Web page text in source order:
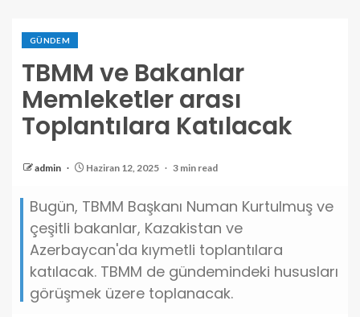
GÜNDEM
TBMM ve Bakanlar
Memleketler arası
Toplantılara Katılacak
admin Haziran 12, 2025 3 min read
Bugün, TBMM Başkanı Numan Kurtulmuş ve
çeşitli bakanlar, Kazakistan ve
Azerbaycan'da kıymetli toplantılara
katılacak. TBMM de gündemindeki hususları
görüşmek üzere toplanacak.